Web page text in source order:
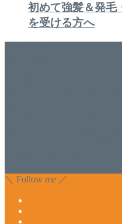
初めて強髪＆発毛
を受ける方へ
＼ Follow me ／